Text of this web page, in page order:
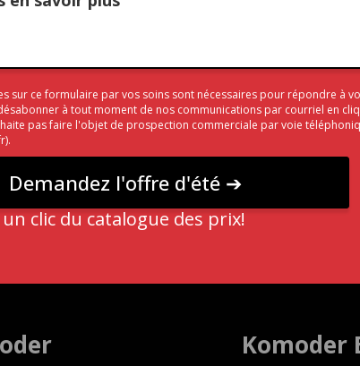
sur ce formulaire par vos soins sont nécessaires pour répondre à
à tout moment de nos communications par courriel en
pas faire l'objet de prospection commerciale par voie
).
clic du catalogue des prix!
Komoder